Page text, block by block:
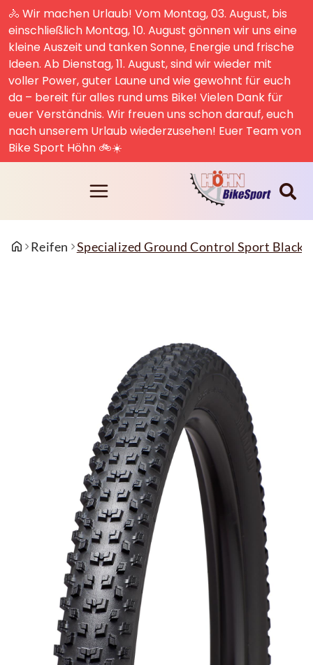
🚴 Wir machen Urlaub! Vom Montag, 03. August, bis
einschließlich Montag, 10. August gönnen wir uns eine
kleine Auszeit und tanken Sonne, Energie und frische
Ideen. Ab Dienstag, 11. August, sind wir wieder mit
voller Power, guter Laune und wie gewohnt für euch
da – bereit für alles rund ums Bike! Vielen Dank für
euer Verständnis. Wir freuen uns schon darauf, euch
nach unserem Urlaub wiederzusehen! Euer Team von
Bike Sport Höhn 🚲☀️
Reifen Specialized Ground Control Sport Black